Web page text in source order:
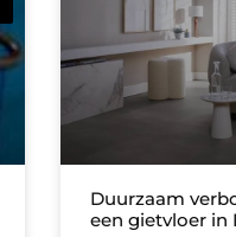
Duurzaam
een gietvloer in